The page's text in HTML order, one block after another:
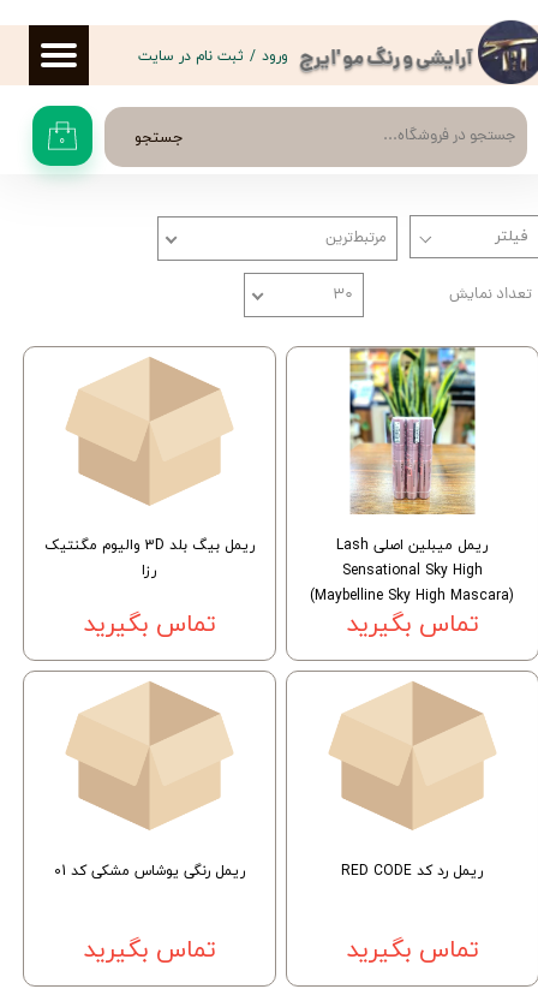
آرایشی و رنگ مو 'ایرج
جستجو ۰
ورود / ثبت نام در سایت
حساب کاربری من
تغییر گذر واژه
سفارشات
خروج از حساب کاربری
مرتبط‌ترین
تعداد نمایش ۳۰
ریمل میبلین اصلی Lash
Sensational Sky High
(Maybelline Sky High Mascara)
تماس بگیرید
ریمل بیگ بلد 3D والیوم مگنتیک
رزا
تماس بگیرید
ریمل رد کد RED CODE
تماس بگیرید
ریمل رنگی یوشاس مشکی کد 01
تماس بگیرید